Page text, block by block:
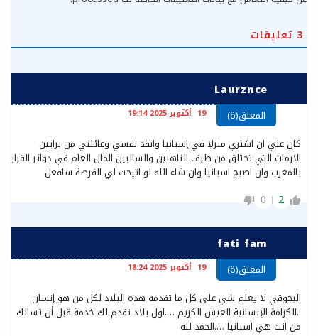
3 تعليقات
Laurznce
المعلق(ة) 19 أكتوبر 2025 19:14
كان علي ان اشتري منزلا في إسبانيا وانقد نفسي وعائلتي من براتين
الازمات التي تختلق من طرف الناهبين والسالبين المال العام في دوائر القرار
بالمغرب وان اصبح اسبانيا وان شاء الله لو اتيحت لي الفرصة سافعل
2
0
fati fam
المعلق(ة) 19 أكتوبر 2025 18:24
البجوقي لا يعلم شي على كل ما تقدمه هده البلاد لكل من هو إنسان
..الكرامة الإنسانية العيش الكريم ….اول بلاد تقدم لك خدمة قبل أن تسالك
من انت هي اسبانيا ….الحمد لله